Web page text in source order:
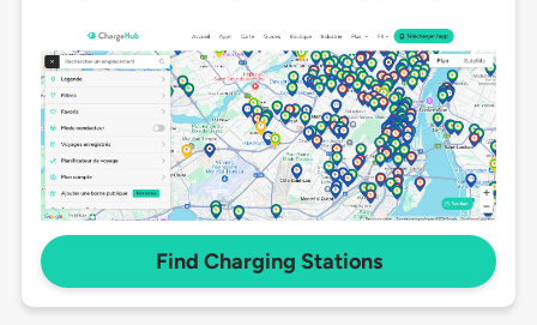
Find Charging Stations